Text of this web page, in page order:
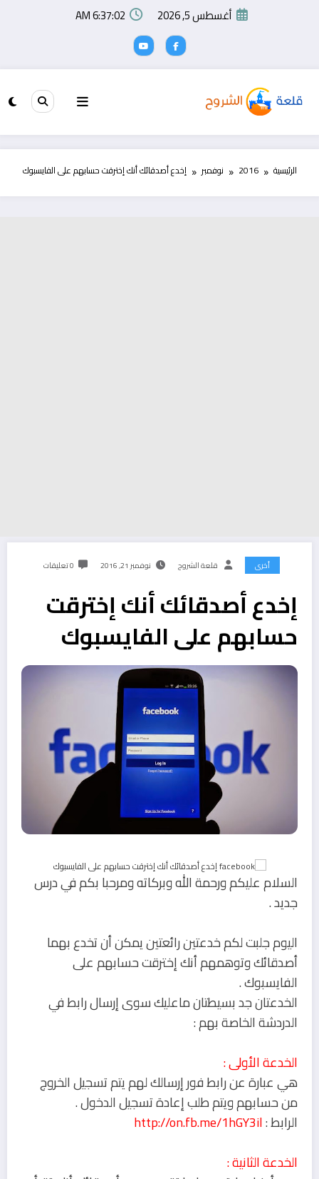
أغسطس 5, 2026 6:37:03 AM
الرئيسية 2016 نوفمبر إخدع أصدقائك أنك إخترقت حسابهم على الفايسبوك
أخرى قلعة الشروح نوفمبر 21, 2016 0 تعليقات
إخدع أصدقائك أنك إخترقت
حسابهم على الفايسبوك
السلام عليكم ورحمة الله وبركاته ومرحبا بكم في درس
جديد .
اليوم جلبت لكم خدعتين رائعتين يمكن أن تخدع بهما
أصدقائك وتوهمهم أنك إخترقت حسابهم على
الفايسبوك .
الخدعتان جد بسيطتان ماعليك سوى إرسال رابط في
الدردشة الخاصة بهم :
الخدعة الأولى :
هي عبارة عن رابط فور إرسالك لهم يتم تسجيل الخروج
من حسابهم ويتم طلب إعادة تسجيل الدخول .
الرابط :http://on.fb.me/1hGY3il
الخدعة الثانية :